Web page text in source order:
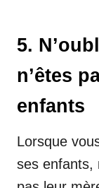
5.
n’êtes
enfants
Lorsque
ses enfants,